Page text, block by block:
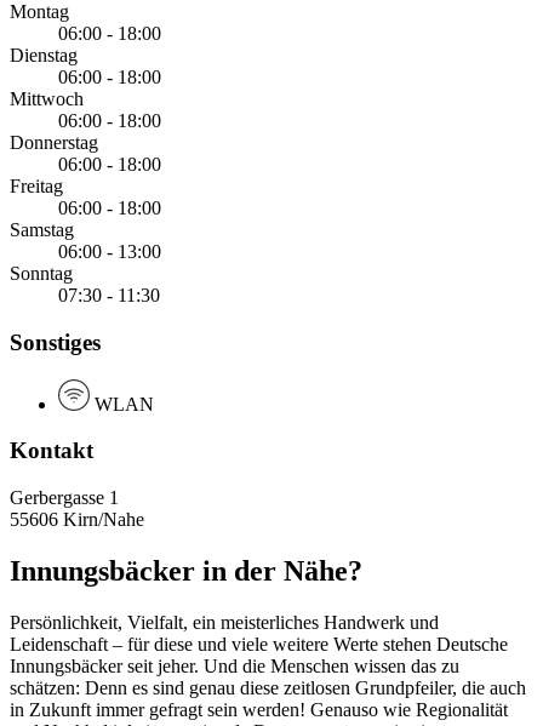
Montag
06:00 - 18:00
Dienstag
06:00 - 18:00
Mittwoch
06:00 - 18:00
Donnerstag
06:00 - 18:00
Freitag
06:00 - 18:00
Samstag
06:00 - 13:00
Sonntag
07:30 - 11:30
Sonstiges
WLAN
Kontakt
Gerbergasse 1
55606 Kirn/Nahe
Innungsbäcker in der Nähe?
Persönlichkeit, Vielfalt, ein meisterliches Handwerk und
Leidenschaft – für diese und viele weitere Werte stehen Deutsche
Innungsbäcker seit jeher. Und die Menschen wissen das zu
schätzen: Denn es sind genau diese zeitlosen Grundpfeiler, die auch
in Zukunft immer gefragt sein werden! Genauso wie Regionalität